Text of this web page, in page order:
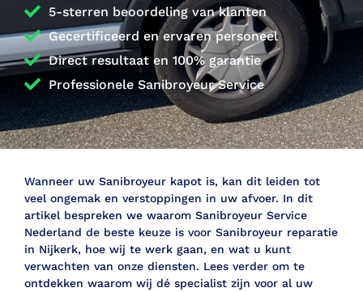
5-sterren beoordeling van klanten
Gecertificeerd en ervaren personeel
Direct resultaat en 100% garantie
Professionele Sanibroyeur Service
Wanneer uw Sanibroyeur kapot is, kan dit leiden tot
veel ongemak en verstoppingen in uw afvoer. In dit
artikel bespreken we waarom Sanibroyeur Service
Nederland de beste keuze is voor Sanibroyeur reparatie
in Nijkerk, hoe wij te werk gaan, en wat u kunt
verwachten van onze diensten. Lees verder om te
ontdekken waarom wij dé specialist zijn voor al uw